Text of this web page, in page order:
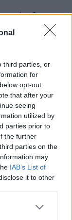
third parties, or
for
opt-out
that after your
seeing
utilized by
parties prior to
the further
parties on the
may
IAB’s List of
it to other
more Google
από τις
έννοια
και
είναι
της
για
ή την
όσους δεν